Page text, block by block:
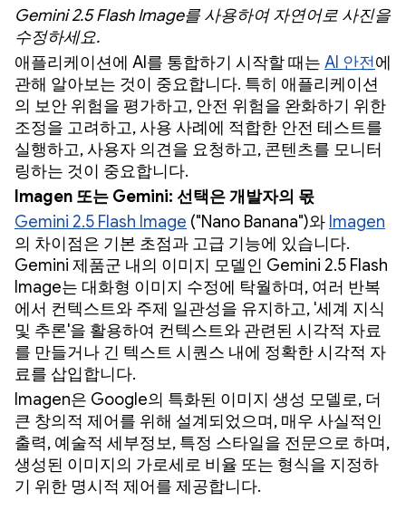
Gemini 2.5 Flash Image를 사용하여 자연어로 사진을
수정하세요.
애플리케이션에 AI를 통합하기 시작할 때는 AI 안전에
관해 알아보는 것이 중요합니다. 특히 애플리케이션
의 보안 위험을 평가하고, 안전 위험을 완화하기 위한
조정을 고려하고, 사용 사례에 적합한 안전 테스트를
실행하고, 사용자 의견을 요청하고, 콘텐츠를 모니터
링하는 것이 중요합니다.
Imagen 또는 Gemini: 선택은 개발자의 몫
Gemini 2.5 Flash Image ("Nano Banana")와 Imagen
의 차이점은 기본 초점과 고급 기능에 있습니다.
Gemini 제품군 내의 이미지 모델인 Gemini 2.5 Flash
Image는 대화형 이미지 수정에 탁월하며, 여러 반복
에서 컨텍스트와 주제 일관성을 유지하고, '세계 지식
및 추론'을 활용하여 컨텍스트와 관련된 시각적 자료
를 만들거나 긴 텍스트 시퀀스 내에 정확한 시각적 자
료를 삽입합니다.
Imagen은 Google의 특화된 이미지 생성 모델로, 더
큰 창의적 제어를 위해 설계되었으며, 매우 사실적인
출력, 예술적 세부정보, 특정 스타일을 전문으로 하며,
생성된 이미지의 가로세로 비율 또는 형식을 지정하
기 위한 명시적 제어를 제공합니다.